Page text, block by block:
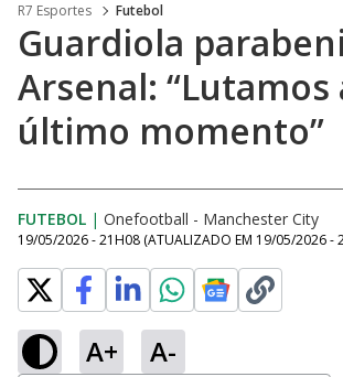
R7 Esportes Futebol
Guardiola
Arsenal: “Lutamos
último momento”
FUTEBOL | Onefootball - Manchester City
19/05/2026 - 21H08 (ATUALIZADO EM 19/05/2026 -
A+ A-